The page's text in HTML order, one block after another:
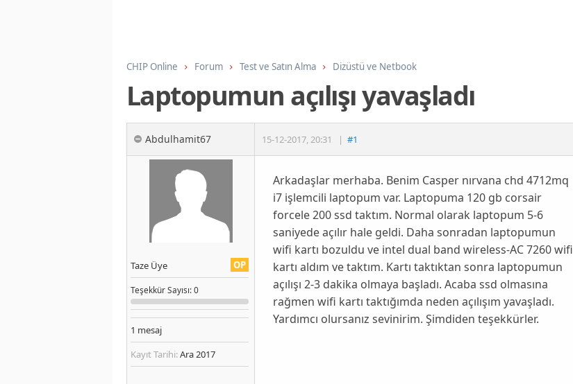
CHIP Online Forum Test ve Satın Alma Dizüstü ve Netbook
Laptopumun açılışı yavaşladı
Abdulhamit67 15-12-2017,20:31 | #1
OP
Taze Üye
TeşekkürSayısı: 0
1 mesaj
Kayıt Tarihi:Ara 2017
Arkadaşlar merhaba. Benim Casper nırvana chd 4712mq
i7 işlemcili laptopum var. Laptopuma 120 gb corsair
forcele 200 ssd taktım. Normal olarak laptopum 5-6
saniyede açılır hale geldi. Daha sonradan laptopumun
wifi kartı bozuldu ve intel dual band wireless-AC 7260 wifi
kartı aldım ve taktım. Kartı taktıktan sonra laptopumun
açılışı 2-3 dakika olmaya başladı. Acaba ssd olmasına
rağmen wifi kartı taktığımda neden açılışım yavaşladı.
Yardımcı olursanız sevinirim. Şimdiden teşekkürler.